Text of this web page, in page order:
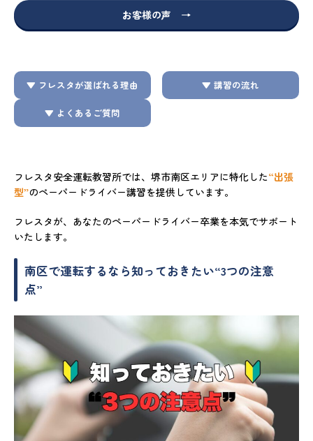
お客様の声 →
▼ フレスタが選ばれる理由 ▼ 講習の流れ
▼ よくあるご質問
フレスタ安全運転教習所では、堺市南区エリアに特化した“出張
型”のペーパードライバー講習を提供しています。
フレスタが、あなたのペーパードライバー卒業を本気でサポート
いたします。
南区で運転するなら知っておきたい“3つの注意
点”